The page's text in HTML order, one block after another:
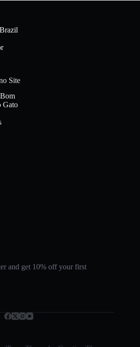
Site
Gato
and get 10% off your first